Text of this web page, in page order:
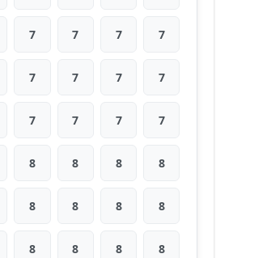
7 7 7 7
7 7 7 7
7 7 7 7
8 8 8 8
8 8 8 8
8 8 8 8